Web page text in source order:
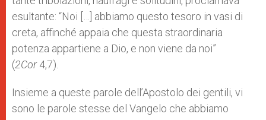
esultante: “Noi […] abbiamo questo tesoro in vasi di
creta, affinché appaia che questa straordinaria
potenza appartiene a Dio, e non viene da noi”
(2Cor4,7).
Insieme a queste parole dell’Apostolo dei gentili, vi
sono le parole stesse del Vangelo che abbiamo